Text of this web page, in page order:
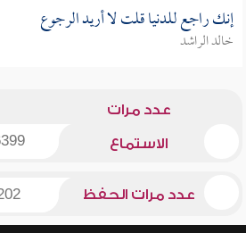
إنك راجع للدنيا قلت لا أريد الرجوع
خالد الراشد
عدد مرات
الاستماع
عدد مرات الحفظ